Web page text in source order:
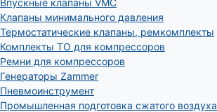
Впускные клапаны VMC
Клапаны минимального давления
Термостатические клапаны, ремкомплекты
Комплекты ТО для компрессоров
Ремни для компрессоров
Генераторы Zammer
Пневмоинструмент
Промышленная подготовка сжатого воздуха